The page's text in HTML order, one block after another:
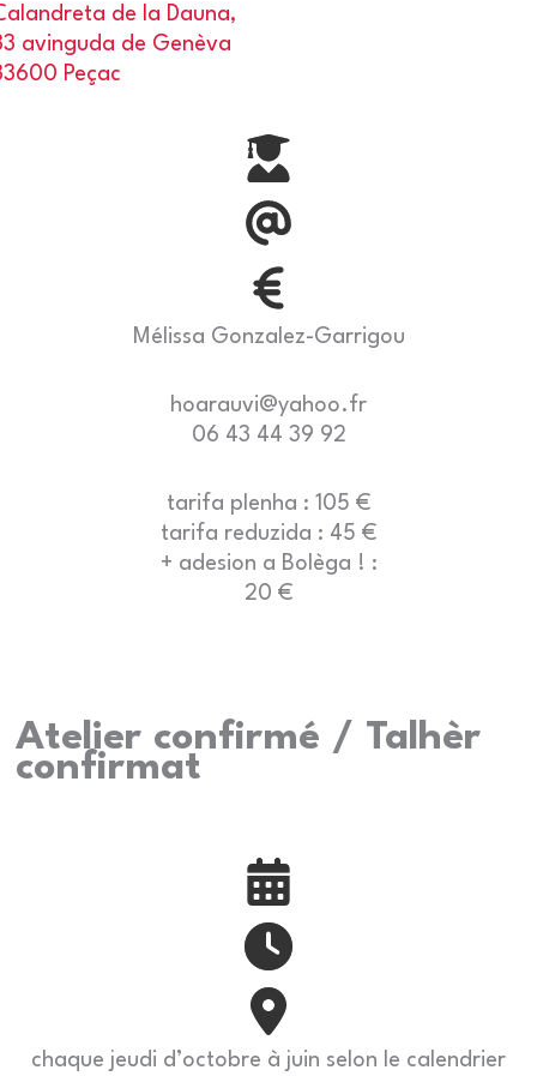
de la Dauna,
avinguda de Genèva
Peçac
Mélissa Gonzalez-Garrigou
hoarauvi@yahoo.fr
06 43 44 39 92
tarifa plenha : 105 €
tarifa reduzida : 45 €
+ adesion a Bolèga ! :
20 €
Atelier confirmé / Talhèr
confirmat
chaque jeudi d’octobre à juin selon le calendrier